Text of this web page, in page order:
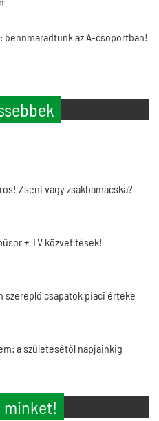
bennmaradtunk az A-csoportban!
Zseni vagy zsákbamacska?
+ TV közvetítések!
szereplő csapatok piaci értéke
a születésétől napjainkig
minket!